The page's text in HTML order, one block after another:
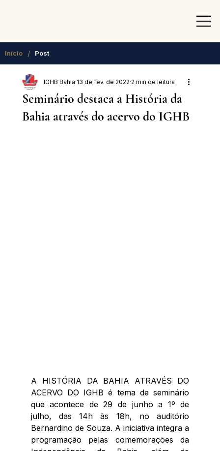
Início / Post
Seminário destaca a História da
Bahia através do acervo do IGHB
IGHB Bahia 13 de fev. de 2022 2 min de leitura
A HISTÓRIA DA BAHIA ATRAVÉS DO
ACERVO DO IGHB é tema de seminário
que acontece de 29 de junho a 1º de
julho, das 14h às 18h, no auditório
Bernardino de Souza. A iniciativa integra a
programação pelas comemorações da